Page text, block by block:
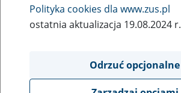
Rodzaj wydarzenia
Szkolenia
Obszar merytoryczny
obsługa klientów
Polityka cookies dla www.zus.pl
ostatnia aktualizacja 19.08.2024 r.
Odrzuć opcjonalne